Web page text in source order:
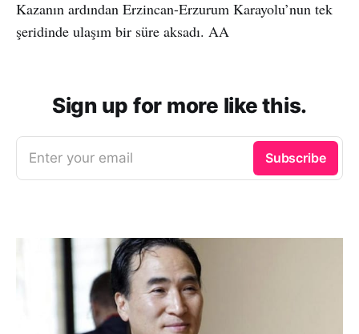
Kazanın ardından Erzincan-Erzurum Karayolu’nun tek
şeridinde ulaşım bir süre aksadı. AA
Sign up for more like this.
Enter your email Subscribe